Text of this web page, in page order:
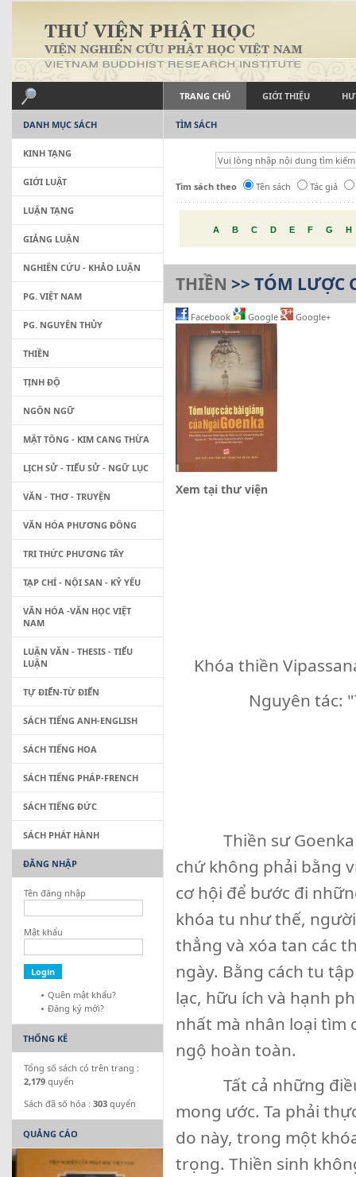
TRANG CHỦ GIỚI THIỆU
TÌM SÁCH
Tìm sách theo Tên sách Tác giả
A B C D E F G H
THIỀN >> TÓM LƯỢC
Facebook Google Google+
Xem tại thư viện
Khóa thiền
Nguyên tác:
Thiền sư Goenka
chứ không phải bằng
cơ hội để bước đi
khóa tu như thế,
thẳng và xóa tan các
ngày. Bằng cách tu
lạc, hữu ích và hạnh
nhất mà nhân loại tìm
ngộ hoàn toàn.
Tất cả những điều
mong ước. Ta phải
do này, trong một
trọng. Thiền sinh
DANH MỤC SÁCH
KINH TẠNG
GIỚI LUẬT
LUẬN TẠNG
GIẢNG LUẬN
NGHIÊN CỨU - KHẢO LUẬN
PG. VIỆT NAM
PG. NGUYÊN THỦY
THIỀN
TỊNH ĐỘ
NGÔN NGỮ
MẬT TÔNG - KIM CANG THỪA
LỊCH SỬ - TIỂU SỬ - NGỮ LỤC
VĂN - THƠ - TRUYỆN
VĂN HÓA PHƯƠNG ĐÔNG
TRI THỨC PHƯƠNG TÂY
TẠP CHÍ - NỘI SAN - KỶ YẾU
VĂN HÓA -VĂN HỌC VIỆT
NAM
LUẬN VĂN - THESIS - TIỂU
LUẬN
TỰ ĐIỂN-TỪ ĐIỂN
SÁCH TIẾNG ANH-ENGLISH
SÁCH TIẾNG HOA
SÁCH TIẾNG PHÁP-FRENCH
SÁCH TIẾNG ĐỨC
SÁCH PHÁT HÀNH
ĐĂNG NHẬP
Tên đăng nhập
Mật khẩu
Quên mật khẩu?
Đăng ký mới?
THỐNG KÊ
Tổng số sách có trên trang :
2,179 quyển
Sách đã số hóa : 303 quyển
QUẢNG CÁO